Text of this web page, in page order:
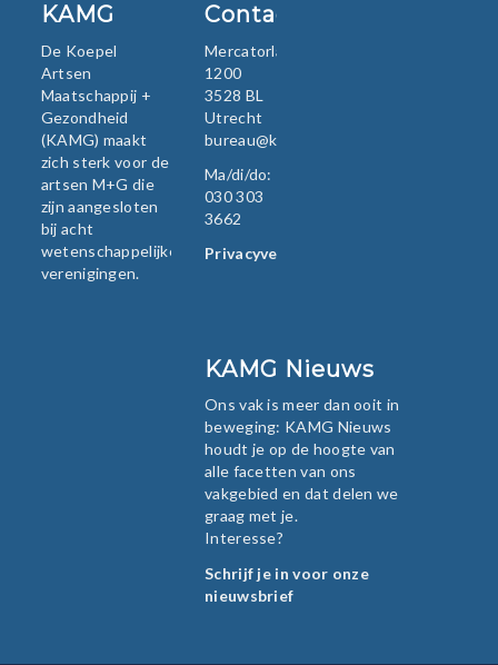
KAMG
De Koepel
Artsen
Maatschappij +
Gezondheid
(KAMG) maakt
zich sterk voor de
artsen M+G die
zijn aangesloten
bij acht
wetenschappelijke
verenigingen.
Contact
Mercatorlaan
1200
3528 BL
Utrecht
bureau@kamg.nl
Ma/di/do:
030 303
3662
Privacyverklaring
KAMG Nieuws
Ons vak is meer dan ooit in
beweging: KAMG Nieuws
houdt je op de hoogte van
alle facetten van ons
vakgebied en dat delen we
graag met je.
Interesse?
Schrijf je in voor onze
nieuwsbrief